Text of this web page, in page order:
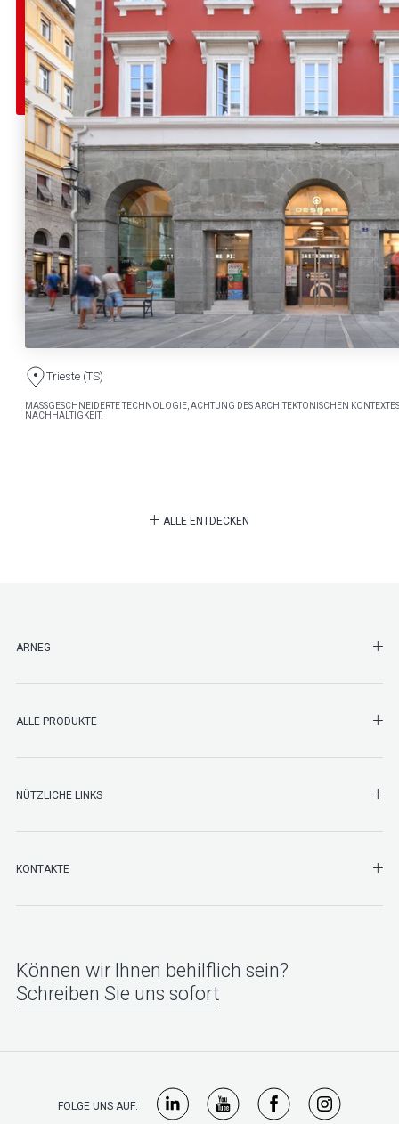
Trieste (TS)
MASSGESCHNEIDERTE TECHNOLOGIE, ACHTUNG DES ARCHITEKTONISCHEN
NACHHALTIGKEIT.
ALLE ENTDECKEN
ARNEG
ALLE PRODUKTE
NÜTZLICHE LINKS
KONTAKTE
Können wir Ihnen behilflich sein?
Schreiben Sie uns sofort
FOLGE UNS AUF: